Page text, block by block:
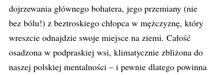
dojrzewania głównego bohatera, jego przemiany (nie
bez bólu!) z beztroskiego chłopca w mężczyznę, który
wreszcie odnajdzie swoje miejsce na ziemi. Całość
osadzona w podpraskiej wsi, klimatycznie zbliżona do
naszej polskiej mentalności – i pewnie dlatego powinna